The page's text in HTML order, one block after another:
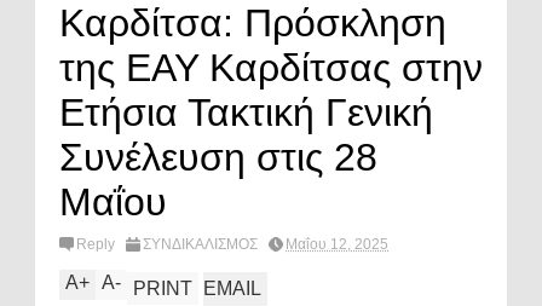
Καρδίτσα: Πρόσκληση
της ΕΑΥ Καρδίτσας στην
Ετήσια Τακτική Γενική
Συνέλευση στις 28
Μαΐου
Reply ΣΥΝΔΙΚΑΛΙΣΜΟΣ Μαΐου 12, 2025
A+ A- PRINT EMAIL